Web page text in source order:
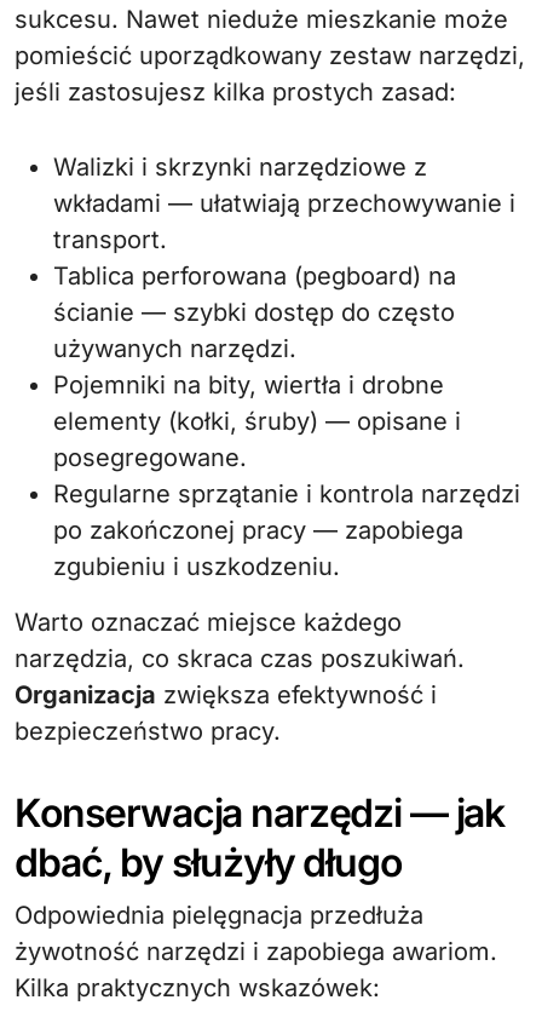
sukcesu. Nawet nieduże mieszkanie może
pomieścić uporządkowany zestaw narzędzi,
jeśli zastosujesz kilka prostych zasad:
Walizki i skrzynki narzędziowe z
wkładami — ułatwiają przechowywanie i
transport.
Tablica perforowana (pegboard) na
ścianie — szybki dostęp do często
używanych narzędzi.
Pojemniki na bity, wiertła i drobne
elementy (kołki, śruby) — opisane i
posegregowane.
Regularne sprzątanie i kontrola narzędzi
po zakończonej pracy — zapobiega
zgubieniu i uszkodzeniu.
Warto oznaczać miejsce każdego
narzędzia, co skraca czas poszukiwań.
Organizacja zwiększa efektywność i
bezpieczeństwo pracy.
Konserwacja narzędzi — jak
dbać, by służyły długo
Odpowiednia pielęgnacja przedłuża
żywotność narzędzi i zapobiega awariom.
Kilka praktycznych wskazówek: